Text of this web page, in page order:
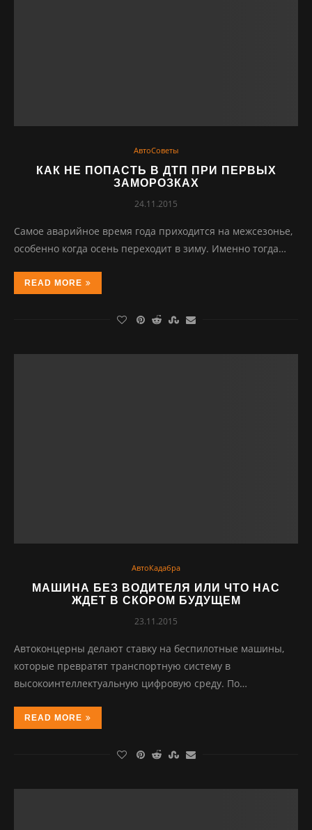
АвтоСоветы
КАК НЕ ПОПАСТЬ В ДТП ПРИ ПЕРВЫХ
ЗАМОРОЗКАХ
24.11.2015
Самое аварийное время года приходится на межсезонье,
особенно когда осень переходит в зиму. Именно тогда…
READ MORE
АвтоКадабра
МАШИНА БЕЗ ВОДИТЕЛЯ ИЛИ ЧТО НАС
ЖДЕТ В СКОРОМ БУДУЩЕМ
23.11.2015
Автоконцерны делают ставку на беспилотные машины,
которые превратят транспортную систему в
высокоинтеллектуальную цифровую среду. По…
READ MORE